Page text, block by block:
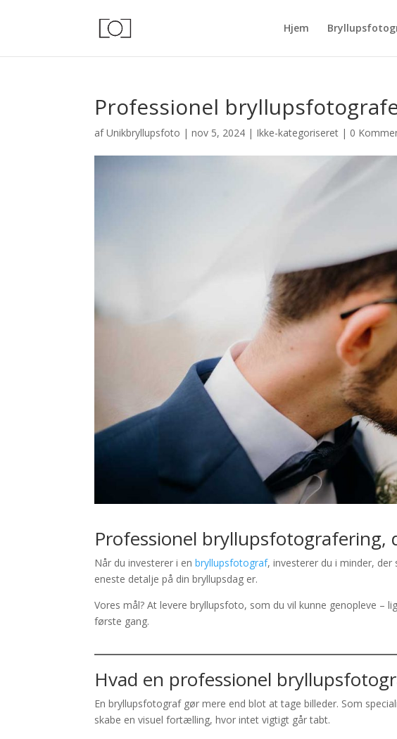
Hjem
Professionel
afUnikbryllupsfoto |nov 5, 2024 | Ikke-kategoriseret | 0
Professionel bryllupsfotografering,
Når du investerer i enbryllupsfotograf, investerer du i minder,
eneste detalje på din bryllupsdag er.
Vores mål? At levere bryllupsfoto, som du vil kunne genopleve –
første gang.
Hvad en professionel
En bryllupsfotograf gør mere end blot at tage billeder. Som
skabe en visuel fortælling, hvor intet vigtigt går tabt.